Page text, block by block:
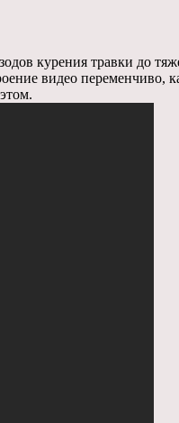
курения травки до
видео переменчиво,